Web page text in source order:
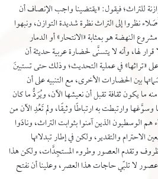
للتراث؛ فيقول: «يقتضينا واجب الإنصاف أن
نظروا إلى التراث نظرة شديدة التوازن، ونبهوا
مشروع النهضة هو بمثابة «الانتحار» أو الدمار
لها، وأنه لا يتسنَّى لحضارة عربية حديثة أن
«تراثها» في عملية التحديث؛ وذلك حتى تستبينَ
بين الحضارات الأخرى، مع التنبيه على أن
ما يكون ثقافة تقبل أن نعيشها الآن، ويُرَدُّ ما كان
وسوَّغها وارتبطت به ارتباطًا وثيقًا، ولم تَعُدِ الآن من
الوسطيون الذين آمنوا بثوابت التراث، ونادَوا
الاحترام والتقدير، ولكن في إطار تبدلاتها
وتقدم العصور وطروء المستجِدَّات، ولكن هذا
لا تلبِّي حاجات هذا العصر، وعلينا أن نفتح